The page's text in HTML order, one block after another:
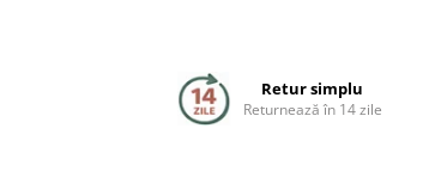
Retur simplu
Returnează în 14 zile